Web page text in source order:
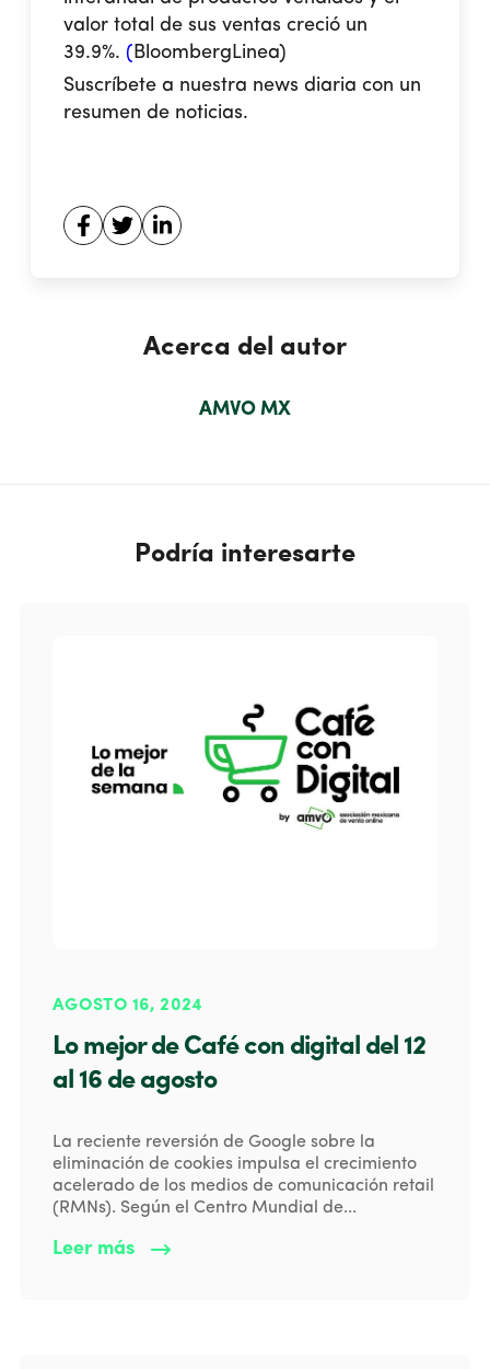
valor total de sus ventas creció un
39.9%.( BloombergLinea)
Suscríbete a nuestra news diaria con un
resumen de noticias.
Acerca del autor
AMVO MX
Podría interesarte
AGOSTO 16, 2024
Lo mejor de Café con digital del 12
al 16 de agosto
La reciente reversión de Google sobre la
eliminación de cookies impulsa el crecimiento
acelerado de los medios de comunicación retail
(RMNs). Según el Centro Mundial de...
Leer más